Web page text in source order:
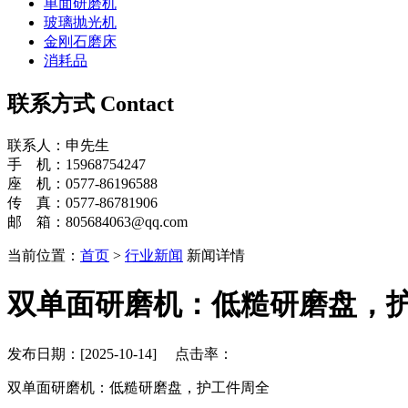
玻璃抛光机
金刚石磨床
消耗品
联系方式 Contact
联系人：申先生
手 机：15968754247
座 机：0577-86196588
传 真：0577-86781906
邮 箱：805684063@qq.com
当前位置： 首页 > 行业新闻 新闻详情
双单面研磨机：低糙研磨盘，
发布日期：[2025-10-14] 点击率：
双单面研磨机：低糙研磨盘，护工件周全